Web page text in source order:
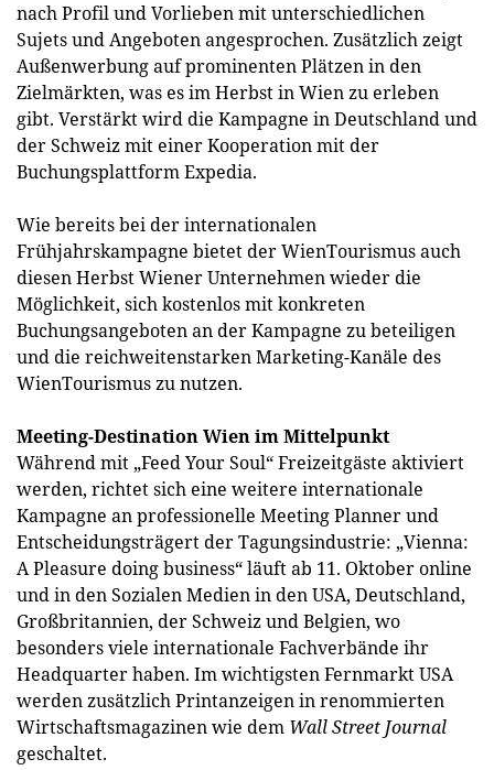
nach Profil und Vorlieben mit unterschiedlichen
Sujets und Angeboten angesprochen. Zusätzlich zeigt
Außenwerbung auf prominenten Plätzen in den
Zielmärkten, was es im Herbst in Wien zu erleben
gibt. Verstärkt wird die Kampagne in Deutschland und
der Schweiz mit einer Kooperation mit der
Buchungsplattform Expedia.
Wie bereits bei der internationalen
Frühjahrskampagne bietet der WienTourismus auch
diesen Herbst Wiener Unternehmen wieder die
Möglichkeit, sich kostenlos mit konkreten
Buchungsangeboten an der Kampagne zu beteiligen
und die reichweitenstarken Marketing-Kanäle des
WienTourismus zu nutzen.
Meeting-Destination Wien im Mittelpunkt
Während mit „Feed Your Soul“ Freizeitgäste aktiviert
werden, richtet sich eine weitere internationale
Kampagne an professionelle Meeting Planner und
Entscheidungsträgert der Tagungsindustrie: „Vienna:
A Pleasure doing business“ läuft ab 11. Oktober online
und in den Sozialen Medien in den USA, Deutschland,
Großbritannien, der Schweiz und Belgien, wo
besonders viele internationale Fachverbände ihr
Headquarter haben. Im wichtigsten Fernmarkt USA
werden zusätzlich Printanzeigen in renommierten
Wirtschaftsmagazinen wie dem Wall Street Journal
geschaltet.